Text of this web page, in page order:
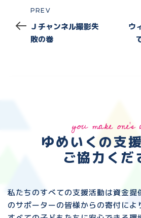
Prev
PREV
Ｊチャンネル撮影失
敗の巻
ウ
you make
ゆめいくの支
ご協力くだ
私たちのすべての支援活動は資金提
のサポーターの皆様からの寄付によ